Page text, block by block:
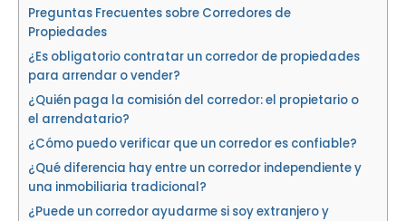
Preguntas Frecuentes sobre Corredores de
Propiedades
¿Es obligatorio contratar un corredor de propiedades
para arrendar o vender?
¿Quién paga la comisión del corredor: el propietario o
el arrendatario?
¿Cómo puedo verificar que un corredor es confiable?
¿Qué diferencia hay entre un corredor independiente y
una inmobiliaria tradicional?
¿Puede un corredor ayudarme si soy extranjero y